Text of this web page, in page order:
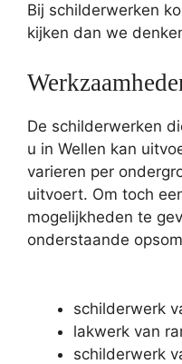
Bij schilderwerken
kijken dan we
De schilderwerken
u in Wellen kan
varieren per
uitvoert. Om toch
mogelijkheden te
onderstaande
schilderwerk
lakwerk van
schilderwerk